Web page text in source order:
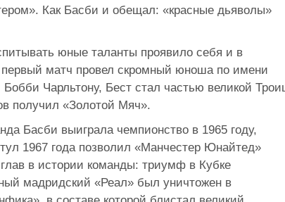
Как Басби и обещал: «красные дьяволы»
юные таланты проявило себя и в
матч провел скромный юноша по имени
Чарльтону, Бест стал частью великой
получил «Золотой Мяч».
Басби выиграла чемпионство в 1965 году,
1967 года позволил «Манчестер Юнайтед»
в истории команды: триумф в Кубке
мадридский «Реал» был уничтожен в